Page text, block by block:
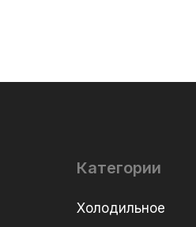
Категории
Холодильное